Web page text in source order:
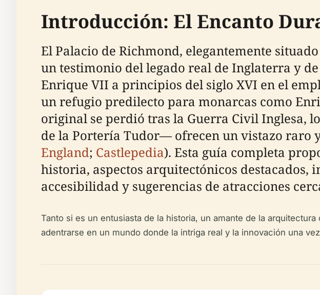
Introducción: El Encanto
El Palacio de Richmond, elegantemente
un testimonio del legado real de Inglaterra y
Enrique VII a principios del siglo XVI en el
un refugio predilecto para monarcas como
original se perdió tras la Guerra Civil Inglesa,
de la Portería Tudor— ofrecen un vistazo raro
England; Castlepedia). Esta guía completa
historia, aspectos arquitectónicos
accesibilidad y sugerencias de atracciones
Tanto si es un entusiasta de la historia, un amante de la
adentrarse en un mundo donde la intriga real y la innovación una